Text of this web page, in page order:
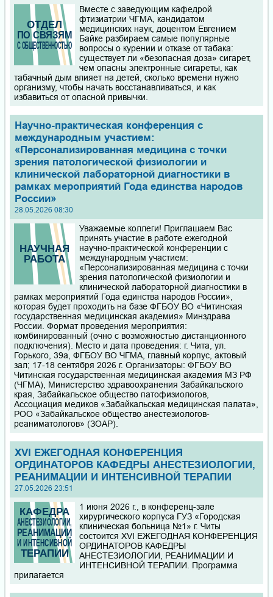
Вместе с заведующим кафедрой
фтизиатрии ЧГМА, кандидатом
медицинских наук, доцентом Евгением
Байке разбираем самые популярные
вопросы о курении и отказе от табака:
существует ли «безопасная доза» сигарет,
чем опасны электронные сигареты, как
табачный дым влияет на детей, сколько времени нужно
организму, чтобы начать восстанавливаться, и как
избавиться от опасной привычки.
Научно-практическая конференция с
международным участием:
«Персонализированная медицина с точки
зрения патологической физиологии и
клинической лабораторной диагностики в
рамках мероприятий Года единства народов
России»
28.05.2026 08:30
Уважаемые коллеги! Приглашаем Вас
принять участие в работе ежегодной
научно-практической конференции с
международным участием:
«Персонализированная медицина с точки
зрения патологической физиологии и
клинической лабораторной диагностики в
рамках мероприятий Года единства народов России»,
которая будет проходить на базе ФГБОУ ВО «Читинская
государственная медицинская академия» Минздрава
России. Формат проведения мероприятия:
комбинированный (очно с возможностью дистанционного
подключения). Место и дата проведения: г. Чита, ул.
Горького, 39а, ФГБОУ ВО ЧГМА, главный корпус, актовый
зал; 17-18 сентября 2026 г. Организаторы: ФГБОУ ВО
Читинская государственная медицинская академия МЗ РФ
(ЧГМА), Министерство здравоохранения Забайкальского
края, Забайкальское общество патофизиологов,
Ассоциация медиков «Забайкальская медицинская палата»,
РОО «Забайкальское общество анестезиологов-
реаниматологов» (ЗОАР).
ХVI ЕЖЕГОДНАЯ КОНФЕРЕНЦИЯ
ОРДИНАТОРОВ КАФЕДРЫ АНЕСТЕЗИОЛОГИИ,
РЕАНИМАЦИИ И ИНТЕНСИВНОЙ ТЕРАПИИ
27.05.2026 23:51
1 июня 2026 г., в конференц-зале
хирургического корпуса ГУЗ «Городская
клиническая больница №1» г. Читы
состоится ХVI ЕЖЕГОДНАЯ КОНФЕРЕНЦИЯ
ОРДИНАТОРОВ КАФЕДРЫ
АНЕСТЕЗИОЛОГИИ, РЕАНИМАЦИИ И
ИНТЕНСИВНОЙ ТЕРАПИИ. Программа
прилагается